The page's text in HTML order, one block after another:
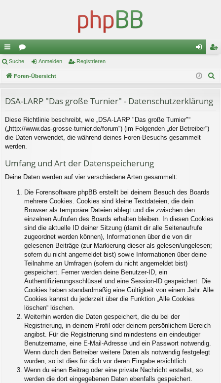
ch
ne
ug
riff
or
en m
de
ist
re
Suche Anmelden Registrieren
Foren-Übersicht
DSA-LARP "Das große Turnier" - Datenschutzerklärung
Diese Richtlinie beschreibt, wie „DSA-LARP "Das große Turnier"“
(„http://www.das-grosse-turnier.de/forum“) (im Folgenden „der Betreiber“)
die Daten verwendet, die während deines Foren-Besuchs gesammelt
werden.
Umfang und Art der Datenspeicherung
Deine Daten werden auf vier verschiedene Arten gesammelt:
Die Forensoftware phpBB erstellt bei deinem Besuch des Boards
mehrere Cookies. Cookies sind kleine Textdateien, die dein
Browser als temporäre Dateien ablegt und die zwischen den
einzelnen Aufrufen des Boards erhalten bleiben. In diesen Cookies
sind die aktuelle ID deiner Sitzung (damit dir alle Seitenaufrufe
zugeordnet werden können), Informationen über die von dir
gelesenen Beiträge (zur Markierung dieser als gelesen/ungelesen;
sofern du nicht angemeldet bist) sowie Informationen über deine
Teilnahme an Umfragen (sofern du nicht angemeldet bist)
gespeichert. Ferner werden deine Benutzer-ID, ein
Authentifizierungsschlüssel und eine Session-ID gespeichert. Die
Cookies haben standardmäßig eine Gültigkeit von einem Jahr. Alle
Cookies kannst du jederzeit über die Funktion „Alle Cookies
löschen“ löschen.
Weiterhin werden die Daten gespeichert, die du bei der
Registrierung, in deinem Profil oder deinem persönlichem Bereich
angibst. Für die Registrierung sind mindestens ein eindeutiger
Benutzername, eine E-Mail-Adresse und ein Passwort notwendig.
Wenn durch den Betreiber weitere Daten als notwendig festgelegt
wurden, so ist dies für dich vor deren Eingabe ersichtlich.
Wenn du einen Beitrag oder eine private Nachricht erstellst, so
werden die dort eingegebenen Daten ebenfalls gespeichert.